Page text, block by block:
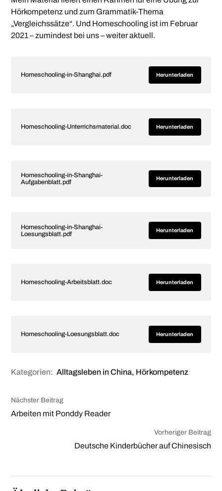
Hörkompetenz und zum Grammatik-Thema
„Vergleichssätze“. Und Homeschooling ist im Februar
2021 – zumindest bei uns – weiter aktuell.
Homeschooling-in-Shanghai.pdf Herunterladen
Homeschooling-Unterrichsmaterial.doc Herunterladen
Homeschooling-in-Shanghai-
Aufgabenblatt.pdf
Herunterladen
Homeschooling-in-Shanghai-
Loesungsblatt.pdf
Herunterladen
Homeschooling-Arbeitsblatt.doc Herunterladen
Homeschooling-Loesungsblatt.doc Herunterladen
Kategorien: Alltagsleben in China, Hörkompetenz
Nächster Beitrag
Arbeiten mit Ponddy Reader
Vorheriger Beitrag
Deutsche Kinderbücher auf Chinesisch